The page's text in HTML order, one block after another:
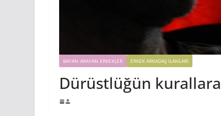
BAYAN ARAYAN ERKEKLER ERKEK ARKADAŞ ILANLARI
Dürüstlüğün